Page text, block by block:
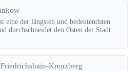
eine der längsten und bedeutendsten
durchschneidet den Osten der Stadt
Friedrichshain-Kreuzberg